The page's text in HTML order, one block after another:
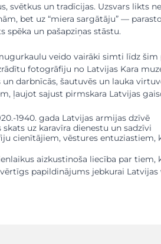
svētkus un tradīcijas. Uzsvars likts
bet uz “miera sargātāju” —
spēka un pašapziņas stāstu.
veido vairāki simti līdz šim
fotogrāfiju no Latvijas Kara
un darbnīcās, šautuvēs un lauka
ļaujot sajust pirmskara Latvijas
1940. gada Latvijas armijas dzīvē
uz karavīra dienestu un sadzīvi
cienītājiem, vēstures entuziastiem,
aizkustinoša liecība par tiem,
papildinājums jebkurai